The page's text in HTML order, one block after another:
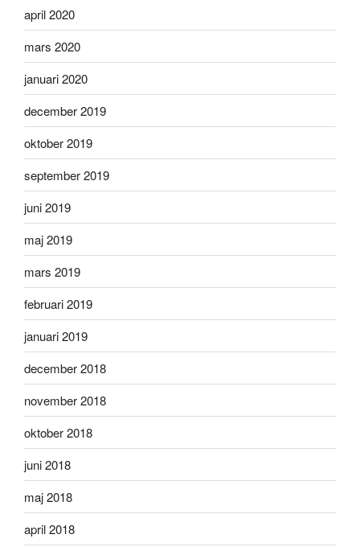
april 2020
mars 2020
januari 2020
december 2019
oktober 2019
september 2019
juni 2019
maj 2019
mars 2019
februari 2019
januari 2019
december 2018
november 2018
oktober 2018
juni 2018
maj 2018
april 2018